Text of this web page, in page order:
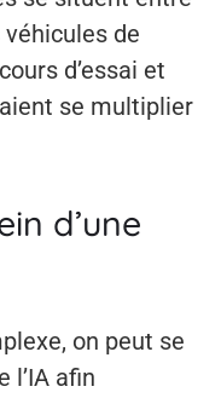
de
d’essai et
se multiplier
d’une
on peut se
l’IA afin